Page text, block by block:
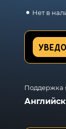
Нет в
Поддержка